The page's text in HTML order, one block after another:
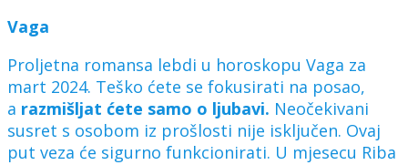
Vaga
Proljetna romansa lebdi u horoskopu Vaga za
mart 2024. Teško ćete se fokusirati na posao,
a razmišljat ćete samo o ljubavi. Neočekivani
susret s osobom iz prošlosti nije isključen. Ovaj
put veza će sigurno funkcionirati. U mjesecu Riba